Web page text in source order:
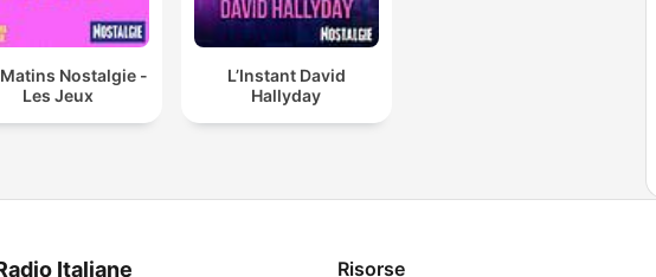
Nostalgie -
Les Jeux
L’Instant David
Hallyday
Italiane Risorse